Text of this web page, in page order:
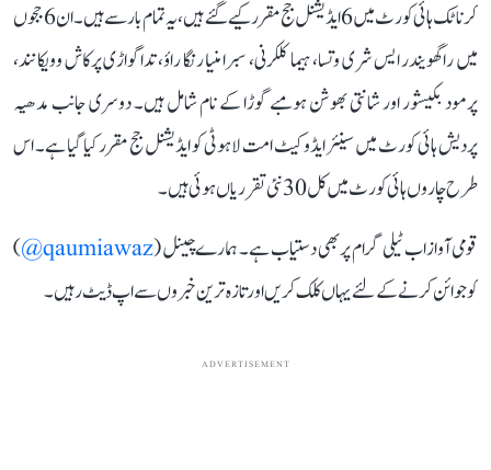
کرناٹک ہائی کورٹ میں 6 ایڈیشنل جج مقرر کیے گئے ہیں، یہ تمام بار سے ہیں۔ ان 6 ججوں
میں راگھویندر ایس شری وتسا، ہیما کلکرنی، سبرامنیا رنگا راؤ، تداگواڑی پرکاش وویکانند،
پرمود بکیشور اور شانتی بھوشن ہومبے گوڑا کے نام شامل ہیں۔ دوسری جانب مدھیہ
پردیش ہائی کورٹ میں سینئر ایڈوکیٹ امت لاہوٹی کو ایڈیشنل جج مقرر کیا گیا ہے۔ اس
طرح چاروں ہائی کورٹ میں کل 30 نئی تقرریاں ہوئی ہیں۔
قومی آواز اب ٹیلی گرام پر بھی دستیاب ہے۔ ہمارے چینل (qaumiawaz@
)
کو جوائن کرنے کے لئے یہاں کلک کریں اور تازہ ترین خبروں سے اپ ڈیٹ رہیں۔
ADVERTISEMENT